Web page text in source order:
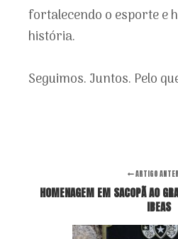
fortalecendo o esporte e
história.
Seguimos. Juntos. Pelo
ARTIGO
HOMENAGEM EM SACOPÃ AO
IBEAS